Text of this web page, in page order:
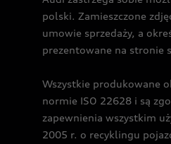
polski. Zamieszczone
umowie sprzedaży, a
prezentowane na stronie
Wszystkie produkowane
normie ISO 22628 i są
zapewnienia wszystkim
2005 r. o recyklingu